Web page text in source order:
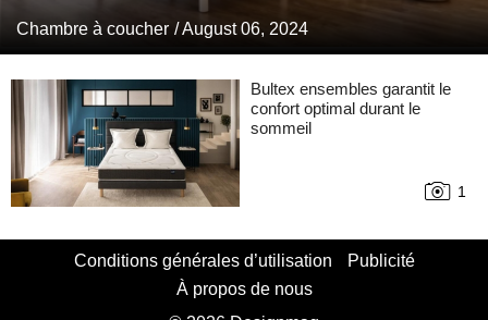
Chambre à coucher / August 06, 2024
Bultex ensembles garantit le
confort optimal durant le
sommeil
1
Conditions générales d’utilisation
Publicité
À propos de nous